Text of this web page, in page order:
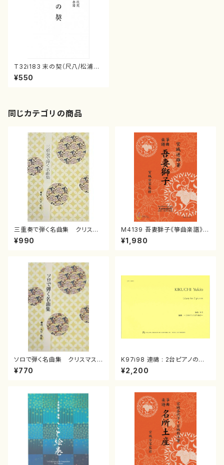
T32i183 末の契（尺八/松浦検
校/楽譜）都山流公刊楽譜曲番:1
035
¥550
同じカテゴリの商品
三重奏で弾く名曲集 クリスマ
スメドレー( 箏2/大平光美 編
曲/楽譜）
¥990
M4139 吾妻獅子《箏曲楽譜》
（箏/宮城道雄著・宮城宗家監修/
箏曲古典楽譜）
¥1,980
ソロで弾く名曲集 クリスマス・
イブ／恋人がサンタクロース(
箏独奏 /大平光美 編曲/楽
¥770
K97i98 連禱 : 2台ピアノのた
めの（2 Pianos / 菊池 幸夫 /
楽譜）
¥2,200